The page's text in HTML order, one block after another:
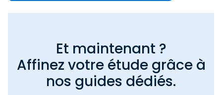
Et maintenant ?
Affinez votre étude grâce à
nos guides dédiés.